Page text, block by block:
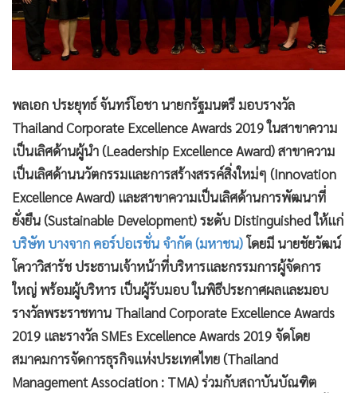
พลเอก ประยุทธ์ จันทร์โอชา นายกรัฐมนตรี มอบรางวัล
Thailand Corporate Excellence Awards 2019 ในสาขาความ
เป็นเลิศด้านผู้นำ (Leadership Excellence Award) สาขาความ
เป็นเลิศด้านนวัตกรรมและการสร้างสรรค์สิ่งใหม่ๆ (Innovation
Excellence Award) และสาขาความเป็นเลิศด้านการพัฒนาที่
ยั่งยืน (Sustainable Development) ระดับ Distinguished ให้แก่
บริษัท บางจาก คอร์ปอเรชั่น จำกัด (มหาชน)โดยมี นายชัยวัฒน์
โควาวิสารัช ประธานเจ้าหน้าที่บริหารและกรรมการผู้จัดการ
ใหญ่ พร้อมผู้บริหาร เป็นผู้รับมอบ ในพิธีประกาศผลและมอบ
รางวัลพระราชทาน Thailand Corporate Excellence Awards
2019 และรางวัล SMEs Excellence Awards 2019 จัดโดย
สมาคมการจัดการธุรกิจแห่งประเทศไทย (Thailand
Management Association : TMA) ร่วมกับสถาบันบัณฑิต